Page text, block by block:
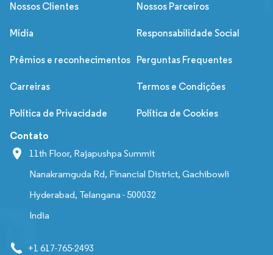
Nossos Clientes Nossos Parceiros
Mídia Responsabilidade Social
Prêmios e reconhecimentos Perguntas Frequentes
Carreiras Termos e Condições
Política de Privacidade Política de Cookies
Contato
11th Floor, Rajapushpa Summit
Nanakramguda Rd, Financial District, Gachibowli
Hyderabad, Telangana - 500032
India
+1 617-765-2493